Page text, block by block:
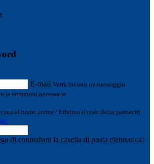
E-mail Verrà inviato un messaggio
le istruzioni necessarie.
al nome utente? Effettua il reset della password
di controllare la casella di posta elettronica!